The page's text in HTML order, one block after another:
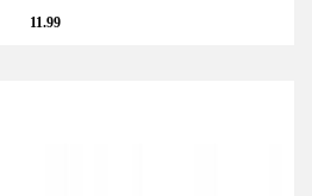
11.99